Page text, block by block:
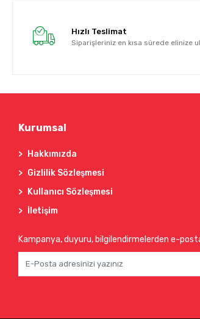
Hızlı Teslimat
Siparişleriniz en kısa sürede elinize
Kurumsal
Hakkımızda
Gizlilik Sözleşmesi
Kullanıcı Sözleşmesi
İletişim
Kampanya, duyuru, bilgilendirmelerden e-